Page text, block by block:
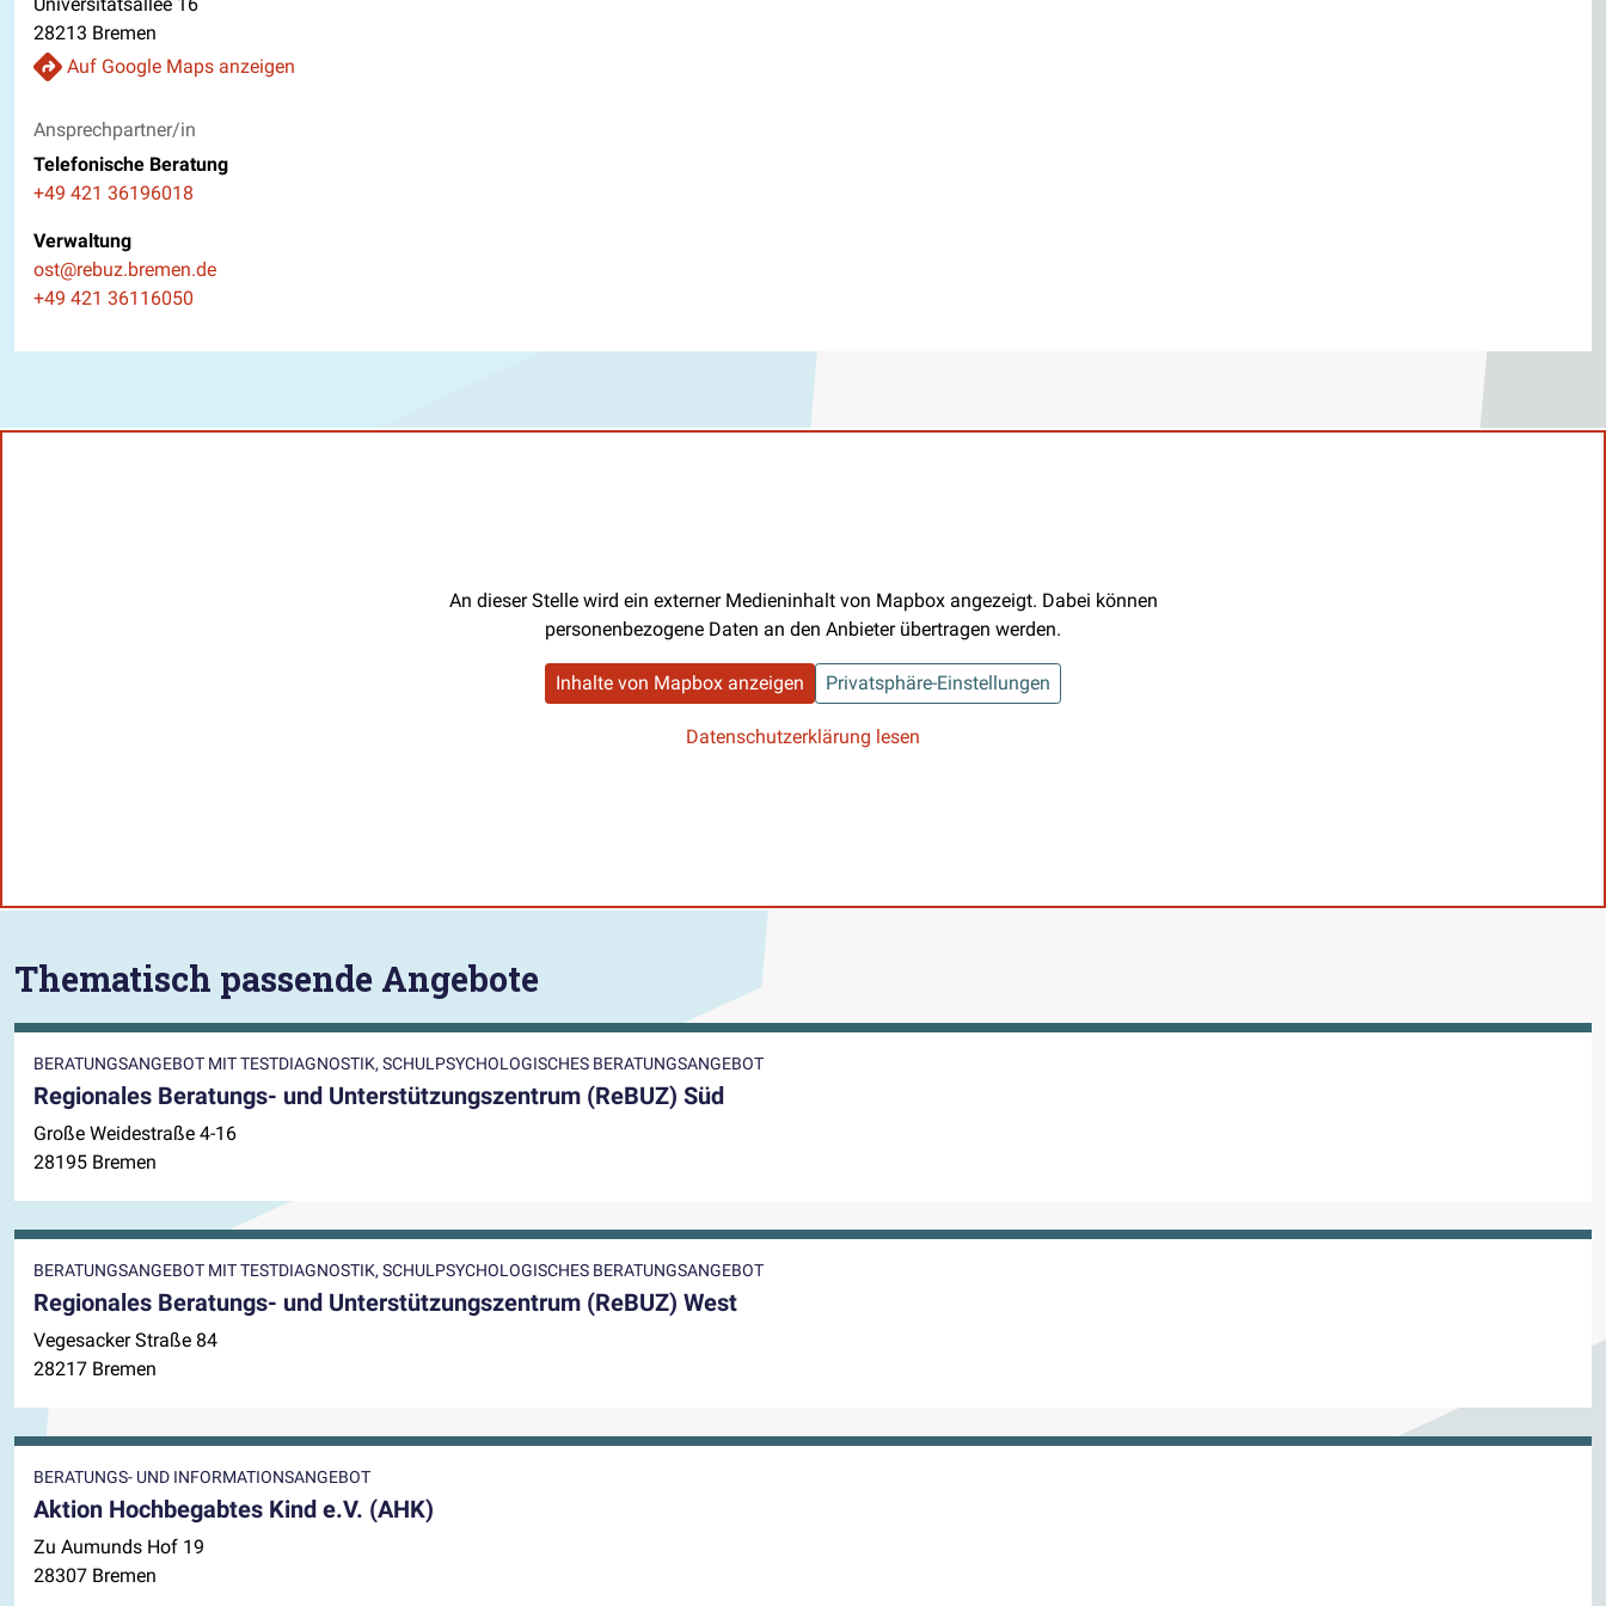
28213 Bremen
Auf Google Maps anzeigen
Ansprechpartner/in
Telefonische Beratung
Telefon
+49 421 36196018
Verwaltung
E-Mail
ost@rebuz.bremen.de
Telefon
+49 421 36116050
An dieser Stelle wird ein externer Medieninhalt von Mapbox angezeigt. Dabei können
personenbezogene Daten an den Anbieter übertragen werden.
Inhalte von Mapbox anzeigen Privatsphäre-Einstellungen
Datenschutzerklärung lesen
Thematisch passende Angebote
BERATUNGSANGEBOT MIT TESTDIAGNOSTIK, SCHULPSYCHOLOGISCHES BERATUNGSANGEBOT
Regionales Beratungs- und Unterstützungszentrum (ReBUZ) Süd
Große Weidestraße 4-16
28195 Bremen
BERATUNGSANGEBOT MIT TESTDIAGNOSTIK, SCHULPSYCHOLOGISCHES BERATUNGSANGEBOT
Regionales Beratungs- und Unterstützungszentrum (ReBUZ) West
Vegesacker Straße 84
28217 Bremen
BERATUNGS- UND INFORMATIONSANGEBOT
Aktion Hochbegabtes Kind e.V. (AHK)
Zu Aumunds Hof 19
28307 Bremen